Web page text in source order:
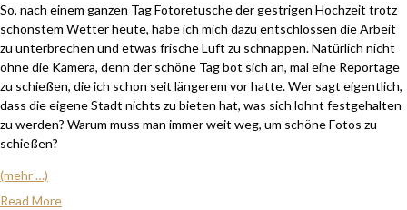
So, nach einem ganzen Tag Fotoretusche der gestrigen Hochzeit trotz
schönstem Wetter heute, habe ich mich dazu entschlossen die Arbeit
zu unterbrechen und etwas frische Luft zu schnappen. Natürlich nicht
ohne die Kamera, denn der schöne Tag bot sich an, mal eine Reportage
zu schießen, die ich schon seit längerem vor hatte. Wer sagt eigentlich,
dass die eigene Stadt nichts zu bieten hat, was sich lohnt festgehalten
zu werden? Warum muss man immer weit weg, um schöne Fotos zu
schießen?
(mehr …)
Read More